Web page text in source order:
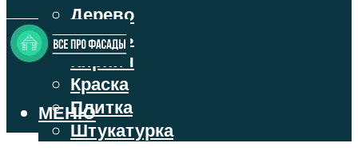
Дерево
Камень
Кирпич
Краска
Плитка
Штукатурка
МЕНЮ